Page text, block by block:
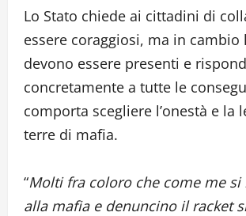
Lo Stato chiede ai cittadini di
essere coraggiosi, ma in cambio
devono essere presenti e
concretamente a tutte le
comporta scegliere l’onestà e la
terre di mafia.
“Molti fra coloro che come me
alla mafia e denuncino il racket